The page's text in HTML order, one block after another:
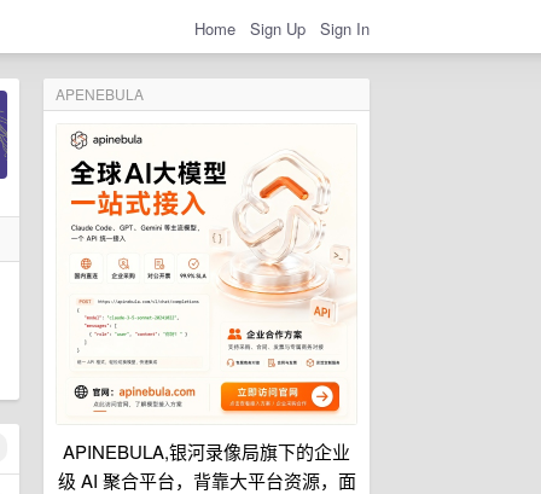
Home Sign Up Sign In
APENEBULA
APINEBULA,银河录像局旗下的企业
级 AI 聚合平台，背靠大平台资源，面